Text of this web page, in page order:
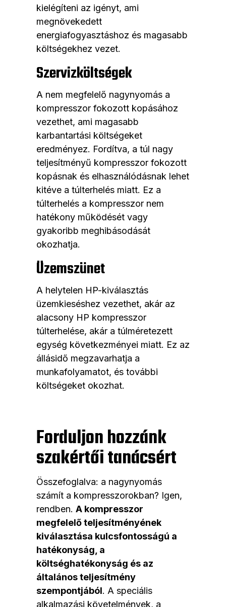
kielégíteni az igényt, ami
megnövekedett
energiafogyasztáshoz és magasabb
költségekhez vezet.
Szervizköltségek
A nem megfelelő nagynyomás a
kompresszor fokozott kopásához
vezethet, ami magasabb
karbantartási költségeket
eredményez. Fordítva, a túl nagy
teljesítményű kompresszor fokozott
kopásnak és elhasználódásnak lehet
kitéve a túlterhelés miatt. Ez a
túlterhelés a kompresszor nem
hatékony működését vagy
gyakoribb meghibásodását
okozhatja.
Üzemszünet
A helytelen HP-kiválasztás
üzemkieséshez vezethet, akár az
alacsony HP kompresszor
túlterhelése, akár a túlméretezett
egység következményei miatt. Ez az
állásidő megzavarhatja a
munkafolyamatot, és további
költségeket okozhat.
Forduljon hozzánk
szakértői tanácsért
Összefoglalva: a nagynyomás
számít a kompresszorokban? Igen,
rendben. A kompresszor
megfelelő teljesítményének
kiválasztása kulcsfontosságú a
hatékonyság, a
költséghatékonyság és az
általános teljesítmény
szempontjából. A speciális
alkalmazási követelmények, a